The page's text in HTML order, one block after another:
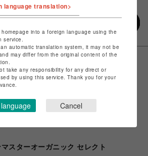
マスターオーガニック セレクト
language translation>
into a foreign language using the
service.
automatic translation system, it may not be
may differ from the original content of the
take any responsibility for any direct or
by using this service. Thank you for your
Cancel